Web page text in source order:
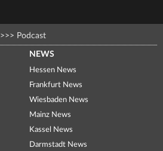
>>> Podcast
NEWS
Hessen News
Frankfurt News
Wiesbaden News
Mainz News
Kassel News
Darmstadt News